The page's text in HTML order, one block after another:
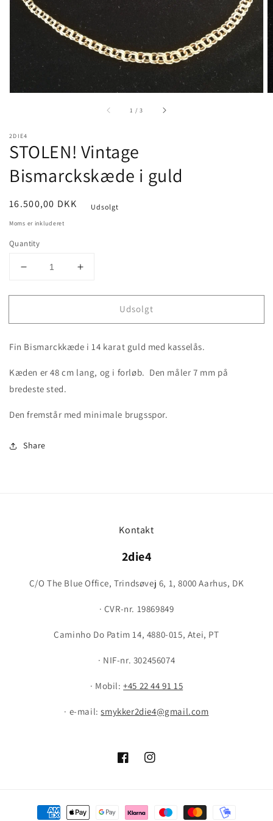
1 /of
3
2DIE4
STOLEN! Vintage
Bismarckskæde i guld
Pris
16.500,00 DKK Udsolgt
Moms er inkluderet
Quantity
Decrease
for
Vintage
i
Increase
for
STOLEN!
Vintage
i
Udsolgt
Fin Bismarckkæde i 14 karat guld med kasselås.
Kæden er 48 cm lang, og i forløb. Den måler 7 mm på
bredeste sted.
Den fremstår med minimale brugsspor.
Share
Kontakt
2die4
C/O The Blue Office, Trindsøvej 6, 1, 8000 Aarhus, DK
· CVR-nr. 19869849
Caminho Do Patim 14, 4880-015, Atei, PT
· NIF-nr. 302456074
· Mobil:+45 22 44 91 15
· e-mail:smykker2die4@gmail.com
FacebookInstagram
Payment